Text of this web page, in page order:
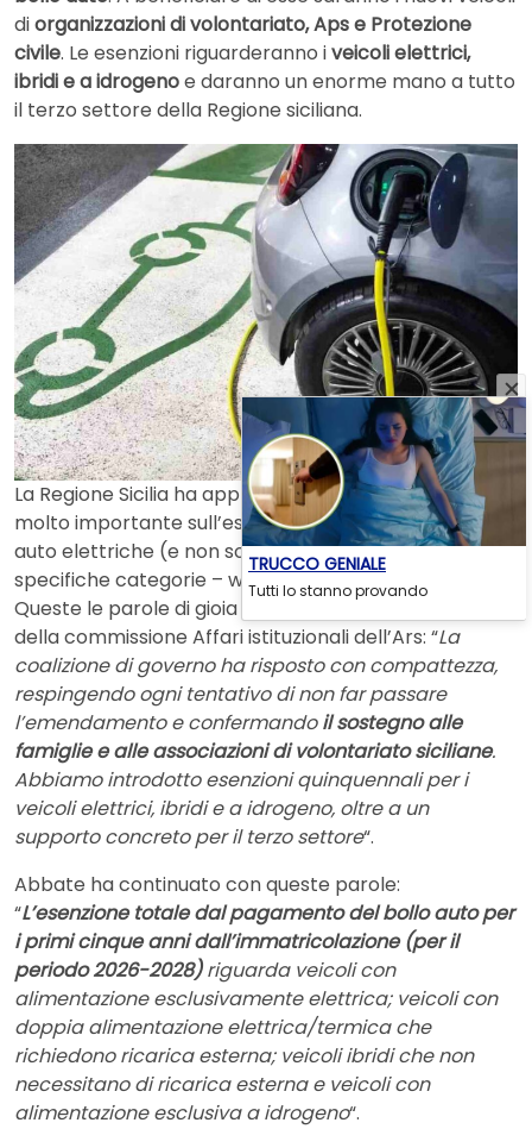
diorganizzazioni di volontariato, Aps e Protezione
civile. Le esenzioni riguarderanno iveicoli elettrici,
ibridi e a idrogenoe daranno un enorme mano a tutto
il terzo settore della Regione siciliana.
La Regione Sicilia ha approvato un emendamento
molto importante sull’esenzione del bollo auto per le
auto elettriche (e non solo) appartenenti a
specifiche categorie – www.leonardo.it
Queste le parole di gioia di
Ignazio Abbate
della commissione Affari istituzionali dell’Ars: “La
coalizione di governo ha risposto con compattezza,
respingendo ogni tentativo di non far passare
l’emendamento e confermandoil sostegno alle
famiglie e alle associazioni di volontariato siciliane.
Abbiamo introdotto esenzioni quinquennali per i
veicoli elettrici, ibridi e a idrogeno, oltre a un
supporto concreto per il terzo settore“.
Abbate ha continuato con queste parole:
“L’esenzione totale dal pagamento del bollo auto per
i primi cinque anni dall’immatricolazione (per il
periodo 2026-2028)riguarda veicoli con
alimentazione esclusivamente elettrica; veicoli con
doppia alimentazione elettrica/termica che
richiedono ricarica esterna; veicoli ibridi che non
necessitano di ricarica esterna e veicoli con
alimentazione esclusiva a idrogeno“.
TRUCCO GENIALE
Tutti lo stanno provando